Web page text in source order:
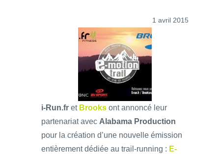
1 avril 2015
i-Run.fr et Brooks ont annoncé leur
partenariat avec Alabama Production
pour la création d’une nouvelle émission
entièrement dédiée au trail-running : E-